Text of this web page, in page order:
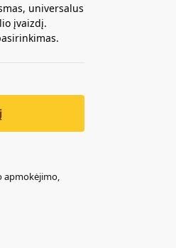
universalus
įvaizdį.
apmokėjimo,